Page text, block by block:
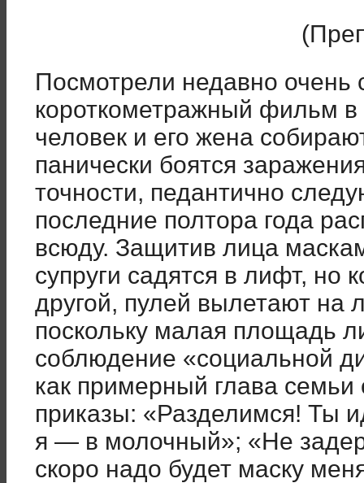
Посмотрели недавно
короткометражный фильм
человек и его жена
панически боятся
точности, педантично
последние полтора года
всюду. Защитив лица
супруги садятся в лифт, но
другой, пулей вылетают на
поскольку малая площадь
соблюдение «социальной
как примерный глава семьи
приказы: «Разделимся! Ты
я — в молочный»; «Не
скоро надо будет маску